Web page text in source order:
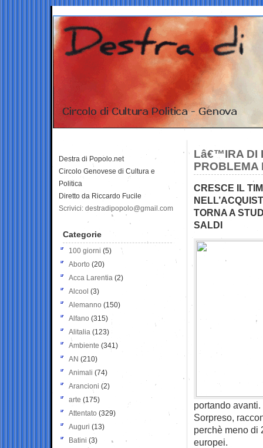
Lâ€™IRA DI
PROBLEMA
CRESCE IL
TORNA A
SALDI
portando avanti.
Sorpreso,
perchè meno di
europei.
Destra di Popolo.net
Circolo Genovese di Cultura e
Politica
Diretto da Riccardo Fucile
Scrivici: destradipopolo@gmail.com
Categorie
100 giorni (5)
Aborto (20)
Acca Larentia (2)
Alcool (3)
Alemanno (150)
Alfano (315)
Alitalia (123)
Ambiente (341)
AN (210)
Animali (74)
Arancioni (2)
arte (175)
Attentato (329)
Auguri (13)
Batini (3)